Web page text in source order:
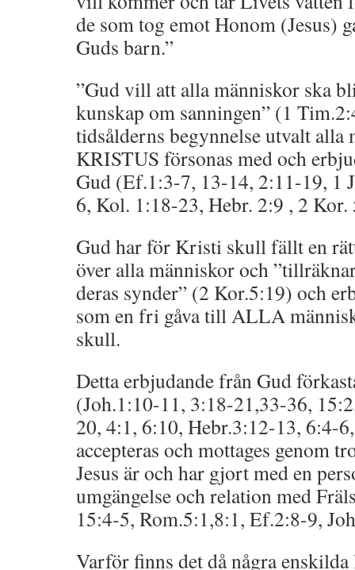
de som tog emot Honom (Jesus)
Guds barn.”
”Gud vill att alla människor ska
kunskap om sanningen” (1
tidsålderns begynnelse utvalt alla
KRISTUS försonas med och
Gud (Ef.1:3-7, 13-14, 2:11-19, 1
6, Kol. 1:18-23, Hebr. 2:9 , 2
Gud har för Kristi skull fällt en
över alla människor och
deras synder” (2 Kor.5:19) och
som en fri gåva till ALLA
skull.
Detta erbjudande från Gud
(Joh.1:10-11, 3:18-21,33-36,
20, 4:1, 6:10, Hebr.3:12-13, 6:4-
accepteras och mottages genom
Jesus är och har gjort med en
umgängelse och relation med
15:4-5, Rom.5:1,8:1, Ef.2:8-9,
Varför finns det då några